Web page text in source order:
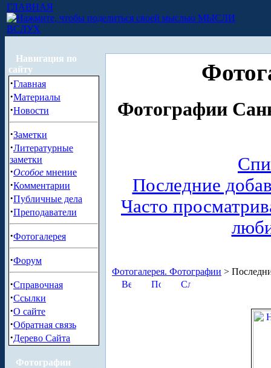
ГЛАВНАЯ
МЫСЛИ
ВСЛУХ
Навигация по
сайту
·Главная
·Материалы
·Новости
·Заметки
·Литературные
заметки
·Особое мнение
·Комментарии
·Публичные дела
·Преподаватели
·Фотогалерея
·Форум
·Справочная
·Ссылки
·О сайте
·Обратная связь
·Дерево Сайта
Фотографии
Фотографии
Последние
Часто
Фотогалерея. Фотографии >